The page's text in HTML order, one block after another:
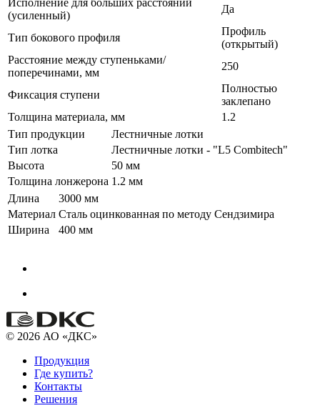
(усиленный)
Да
Тип бокового профиля
Профиль
(открытый)
Расстояние между ступеньками/
поперечинами, мм
250
Фиксация ступени
Полностью
заклепано
Толщина материала, мм
1.2
Тип продукции
Лестничные лотки
Тип лотка
Лестничные лотки - "L5 Combitech"
Высота
50 мм
Толщина лонжерона 1.2 мм
Длина
3000 мм
Материал Сталь оцинкованная по методу Сендзимира
Ширина
400 мм
© 2026 АО «ДКС»
Продукция
Где купить?
Контакты
Решения